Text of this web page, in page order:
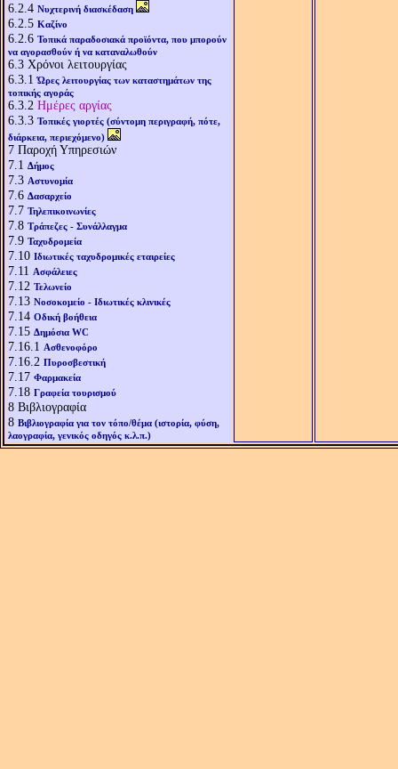
6.2.4 Νυχτερινή διασκέδαση
6.2.5 Καζίνο
6.2.6 Τοπικά παραδοσιακά προϊόντα, που μπορούν
να αγορασθούν ή να καταναλωθούν
6.3 Χρόνοι λειτουργίας
6.3.1Ώρες λειτουργίας των καταστημάτων της
τοπικής αγοράς
6.3.2 Ημέρες αργίας
6.3.3 Τοπικές γιορτές (σύντομη περιγραφή, πότε,
διάρκεια, περιεχόμενο)
7 Παροχή Υπηρεσιών
7.1 Δήμος
7.3 Αστυνομία
7.6 Δασαρχείο
7.7 Τηλεπικοινωνίες
7.8 Τράπεζες - Συνάλλαγμα
7.9 Ταχυδρομεία
7.10 Ιδιωτικές ταχυδρομικές εταιρείες
7.11 Ασφάλειες
7.12 Τελωνείο
7.13 Νοσοκομείο - Ιδιωτικές κλινικές
7.14 Οδική βοήθεια
7.15 Δημόσια WC
7.16.1 Ασθενοφόρο
7.16.2 Πυροσβεστική
7.17 Φαρμακεία
7.18 Γραφεία τουρισμού
8 Βιβλιογραφία
8 Βιβλιογραφία για τον τόπο/θέμα (ιστορία, φύση,
λαογραφία, γενικός οδηγός κ.λ.π.)